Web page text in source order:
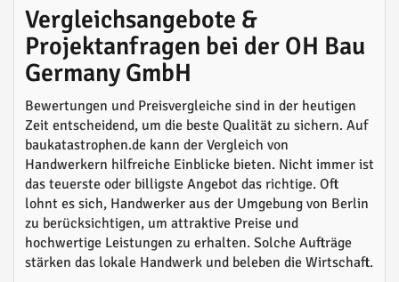
Vergleichsangebote &
Projektanfragen bei der OH Bau
Germany GmbH
Bewertungen und Preisvergleiche sind in der heutigen
Zeit entscheidend, um die beste Qualität zu sichern. Auf
baukatastrophen.de kann der Vergleich von
Handwerkern hilfreiche Einblicke bieten. Nicht immer ist
das teuerste oder billigste Angebot das richtige. Oft
lohnt es sich, Handwerker aus der Umgebung von Berlin
zu berücksichtigen, um attraktive Preise und
hochwertige Leistungen zu erhalten. Solche Aufträge
stärken das lokale Handwerk und beleben die Wirtschaft.